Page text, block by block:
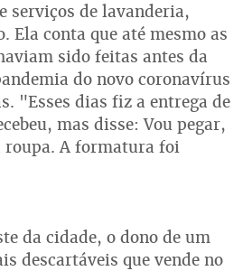
serviços de lavanderia,
Ela conta que até mesmo as
sido feitas antes da
do novo coronavírus
"Esses dias fiz a entrega de
mas disse: Vou pegar,
roupa. A formatura foi
da cidade, o dono de um
descartáveis que vende no